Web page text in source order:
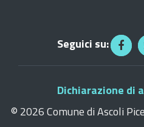
Seguici su:
Dichiarazione di
© 2026 Comune di Ascoli